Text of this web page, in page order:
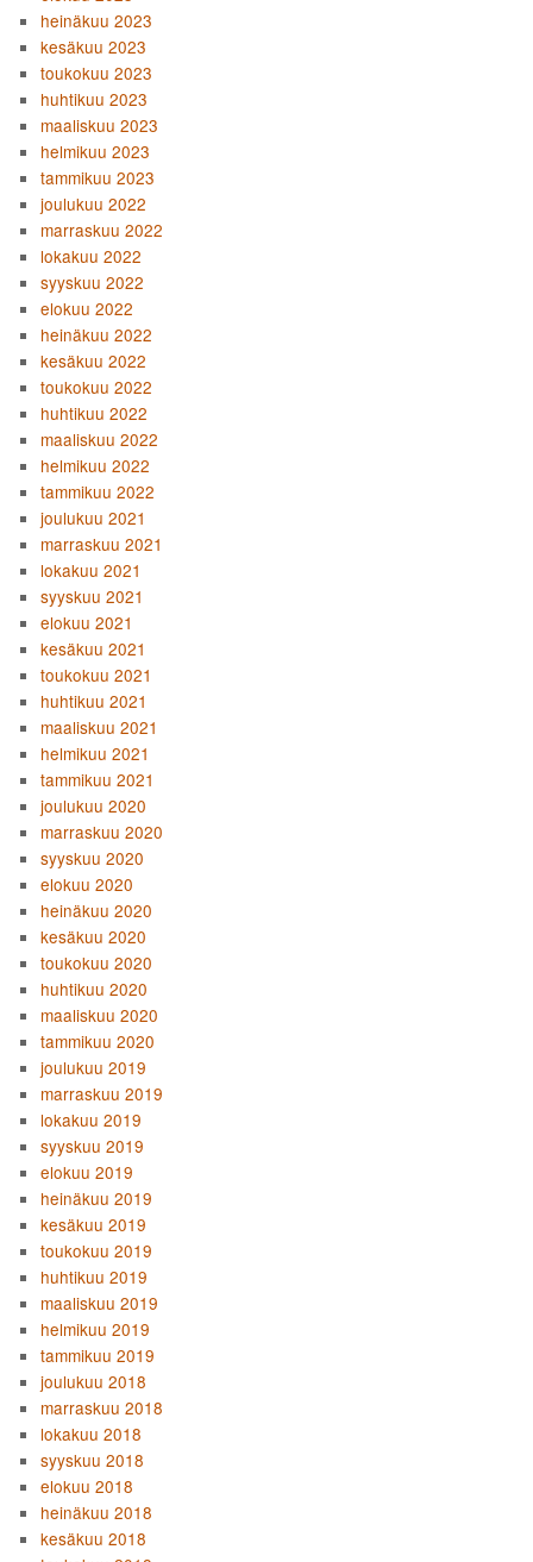
heinäkuu 2023
kesäkuu 2023
toukokuu 2023
huhtikuu 2023
maaliskuu 2023
helmikuu 2023
tammikuu 2023
joulukuu 2022
marraskuu 2022
lokakuu 2022
syyskuu 2022
elokuu 2022
heinäkuu 2022
kesäkuu 2022
toukokuu 2022
huhtikuu 2022
maaliskuu 2022
helmikuu 2022
tammikuu 2022
joulukuu 2021
marraskuu 2021
lokakuu 2021
syyskuu 2021
elokuu 2021
kesäkuu 2021
toukokuu 2021
huhtikuu 2021
maaliskuu 2021
helmikuu 2021
tammikuu 2021
joulukuu 2020
marraskuu 2020
syyskuu 2020
elokuu 2020
heinäkuu 2020
kesäkuu 2020
toukokuu 2020
huhtikuu 2020
maaliskuu 2020
tammikuu 2020
joulukuu 2019
marraskuu 2019
lokakuu 2019
syyskuu 2019
elokuu 2019
heinäkuu 2019
kesäkuu 2019
toukokuu 2019
huhtikuu 2019
maaliskuu 2019
helmikuu 2019
tammikuu 2019
joulukuu 2018
marraskuu 2018
lokakuu 2018
syyskuu 2018
elokuu 2018
heinäkuu 2018
kesäkuu 2018